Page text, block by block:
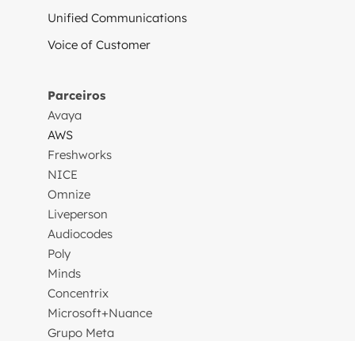
Unified Communications
Voice of Customer
Parceiros
Avaya
AWS
Freshworks
NICE
Omnize
Liveperson
Audiocodes
Poly
Minds
Concentrix
Microsoft+Nuance
Grupo Meta